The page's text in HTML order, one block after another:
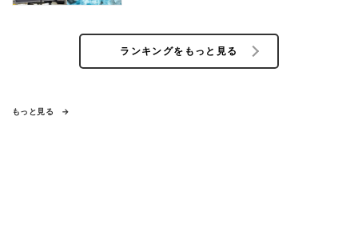
ランキングをもっと見る
もっと見る